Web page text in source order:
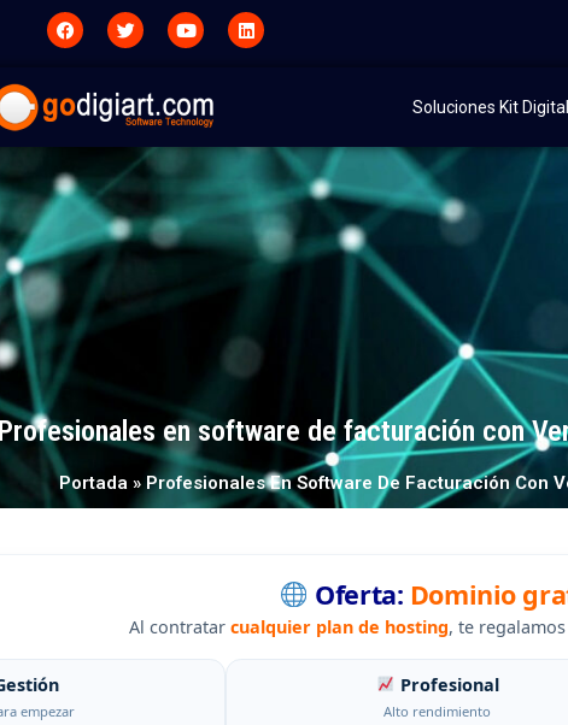
Soluciones Kit Digital
Profesionales en software de facturación con
Portada » Profesionales En Software De Facturación Con
Oferta: Dominio
Al contratar cualquier plan de hosting, te
empezar
Profesional
Alto rendimiento